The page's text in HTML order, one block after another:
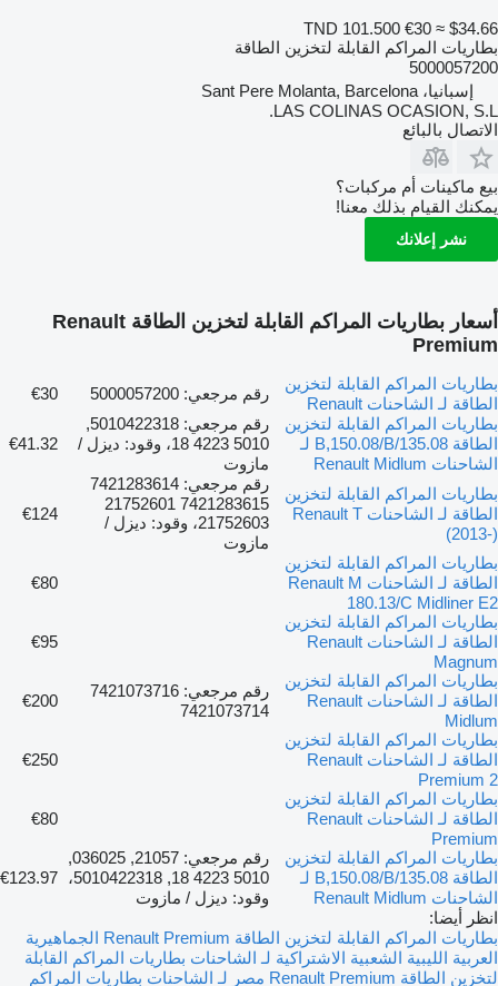
TND 101.500 €30 ≈ $34.66
بطاريات المراكم القابلة لتخزين الطاقة
5000057200
إسبانيا، Sant Pere Molanta, Barcelona
LAS COLINAS OCASION, S.L.
الاتصال بالبائع
بيع ماكينات أم مركبات؟
يمكنك القيام بذلك معنا!
نشر إعلانك
أسعار بطاريات المراكم القابلة لتخزين الطاقة Renault
Premium
بطاريات المراكم القابلة لتخزين
الطاقة لـ الشاحنات Renault
رقم مرجعي: 5000057200
€30
بطاريات المراكم القابلة لتخزين
الطاقة 135.08/B,150.08/B لـ
الشاحنات Renault Midlum
رقم مرجعي: 5010422318,
5010 4223 18، وقود: ديزل /
مازوت
€41.32
بطاريات المراكم القابلة لتخزين
الطاقة لـ الشاحنات Renault T
(2013-)
رقم مرجعي: 7421283614
7421283615 21752601
21752603، وقود: ديزل /
مازوت
€124
بطاريات المراكم القابلة لتخزين
الطاقة لـ الشاحنات Renault M
180.13/C Midliner E2
€80
بطاريات المراكم القابلة لتخزين
الطاقة لـ الشاحنات Renault
Magnum
€95
بطاريات المراكم القابلة لتخزين
الطاقة لـ الشاحنات Renault
Midlum
رقم مرجعي: 7421073716
7421073714
€200
بطاريات المراكم القابلة لتخزين
الطاقة لـ الشاحنات Renault
Premium 2
€250
بطاريات المراكم القابلة لتخزين
الطاقة لـ الشاحنات Renault
Premium
€80
بطاريات المراكم القابلة لتخزين
الطاقة 135.08/B,150.08/B لـ
الشاحنات Renault Midlum
رقم مرجعي: 21057, 036025,
5010 4223 18, 5010422318،
وقود: ديزل / مازوت
€123.97
انظر أيضا:
بطاريات المراكم القابلة لتخزين الطاقة Renault Premium الجماهيرية
العربية الليبية الشعبية الاشتراكية لـ الشاحنات بطاريات المراكم القابلة
لتخزين الطاقة Renault Premium مصر لـ الشاحنات
بطاريات المراكم